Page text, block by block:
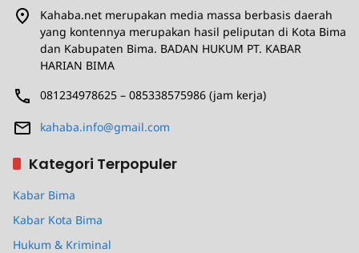
Kahaba.net merupakan media massa berbasis daerah
yang kontennya merupakan hasil peliputan di Kota Bima
dan Kabupaten Bima. BADAN HUKUM PT. KABAR
HARIAN BIMA
081234978625 – 085338575986 (jam kerja)
kahaba.info@gmail.com
Kategori Terpopuler
Kabar Bima
Kabar Kota Bima
Hukum & Kriminal